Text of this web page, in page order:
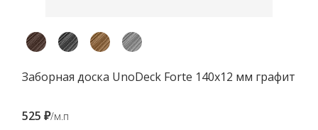
Заборная доска UnoDeck Forte 140х12 мм графит
525 ₽/м.п